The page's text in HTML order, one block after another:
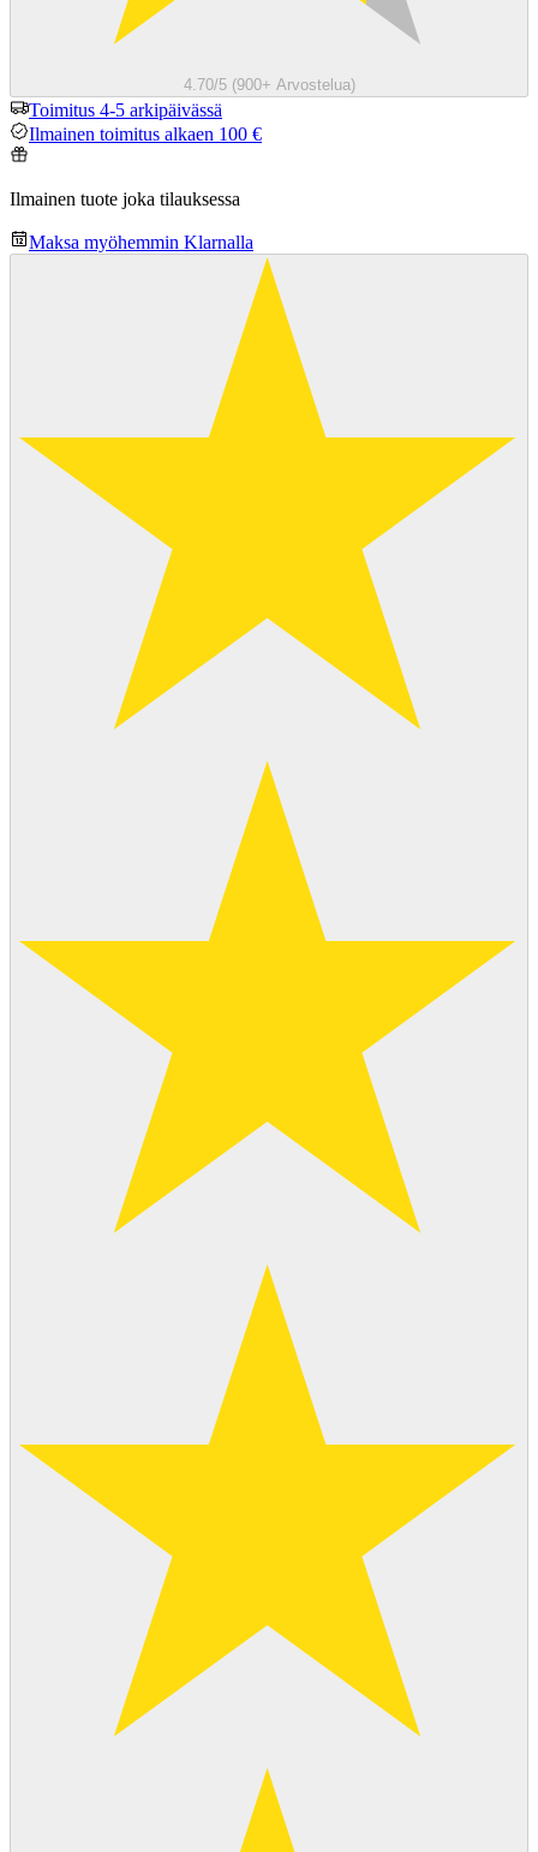
4.70/5 (900+ Arvostelua)
Toimitus 4-5 arkipäivässä
Ilmainen toimitus alkaen 100 €
Ilmainen tuote joka tilauksessa
Maksa myöhemmin Klarnalla